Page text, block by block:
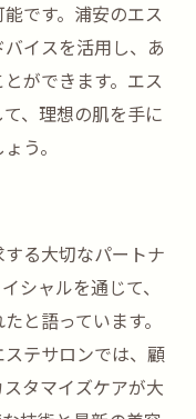
です。浦安のエス
イスを活用し、あ
ができます。エス
、理想の肌を手に
う。
る大切なパートナ
シャルを通じて、
と語っています。
テサロンでは、顧
タマイズケアが大